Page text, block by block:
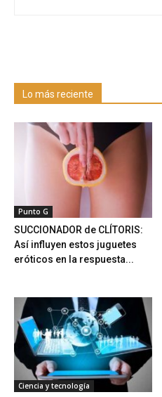
Lo más reciente
Punto G
SUCCIONADOR de CLÍTORIS:
Así influyen estos juguetes
eróticos en la respuesta...
Ciencia y tecnología